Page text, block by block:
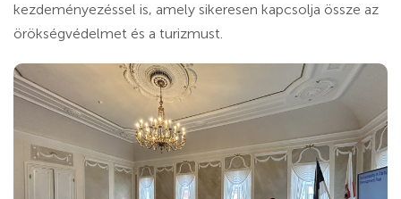
kezdeményezéssel is, amely sikeresen kapcsolja össze az
örökségvédelmet és a turizmust.